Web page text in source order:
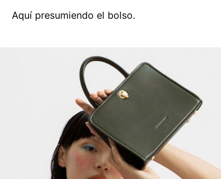
Aquí presumiendo el bolso.